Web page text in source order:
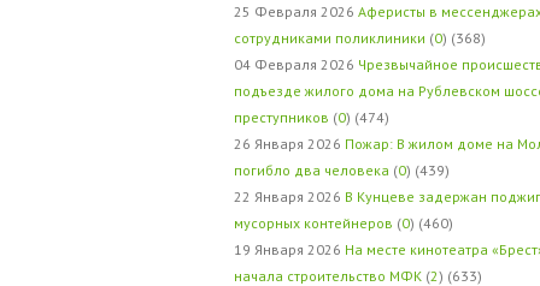
25 Февраля 2026 Аферисты в
сотрудниками поликлиники (0) (368)
04 Февраля 2026 Чрезвычайное
подъезде жилого дома на Рублевском
преступников (0) (474)
26 Января 2026 Пожар: В жилом доме на
погибло два человека (0) (439)
22 Января 2026 В Кунцеве задержан
мусорных контейнеров (0) (460)
19 Января 2026 На месте кинотеатра
начала строительство МФК (2) (633)